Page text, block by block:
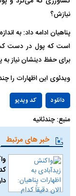
نیازش؟
پناهیان ادامه داد: به
است که پول در دست
برای حفظ دینشان نیاز به
ویدئوی این اظهارات را
کد ویدیو دانلود
منبع: چندثانیه
خبر های مرتبط